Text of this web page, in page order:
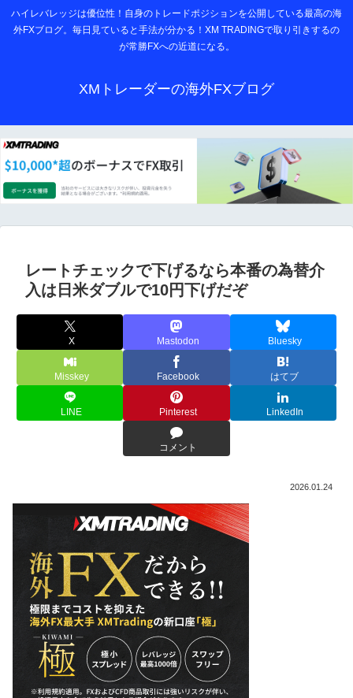
ハイレバレッジは優位性！自身のトレードポジションを公開している最高の海
外FXブログ。毎日見ていると手法が分かる！XM TRADINGで取り引きするの
が常勝FXへの近道になる。
XMトレーダーの海外FXブログ
レートチェックで下げるなら本番の為替介
入は日米ダブルで10円下げだぞ
X Mastodon Bluesky
Misskey Facebook はてブ
LINE Pinterest LinkedIn
コメント
2026.01.24